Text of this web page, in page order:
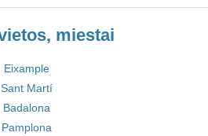
miestai
Eixample
Sant Martí
Badalona
Pamplona